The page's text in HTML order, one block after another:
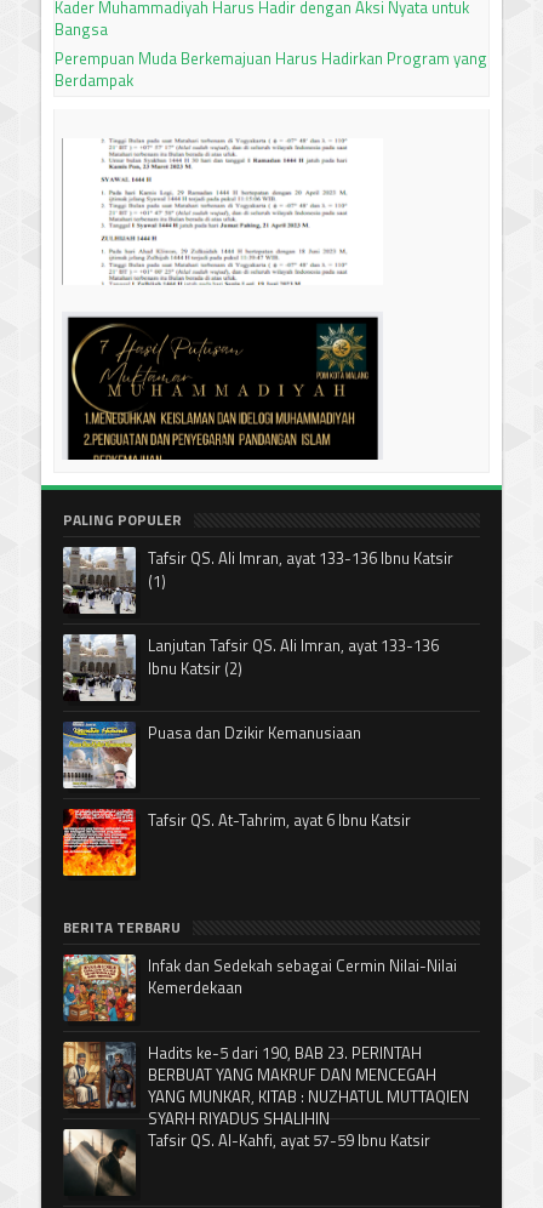
Kader Muhammadiyah Harus Hadir dengan Aksi Nyata untuk
Bangsa
Perempuan Muda Berkemajuan Harus Hadirkan Program yang
Berdampak
PALING POPULER
Tafsir QS. Ali Imran, ayat 133-136 Ibnu Katsir
(1)
Lanjutan Tafsir QS. Ali Imran, ayat 133-136
Ibnu Katsir (2)
Puasa dan Dzikir Kemanusiaan
Tafsir QS. At-Tahrim, ayat 6 Ibnu Katsir
BERITA TERBARU
Infak dan Sedekah sebagai Cermin Nilai-Nilai
Kemerdekaan
Hadits ke-5 dari 190, BAB 23. PERINTAH
BERBUAT YANG MAKRUF DAN MENCEGAH
YANG MUNKAR, KITAB : NUZHATUL MUTTAQIEN
SYARH RIYADUS SHALIHIN
Tafsir QS. Al-Kahfi, ayat 57-59 Ibnu Katsir